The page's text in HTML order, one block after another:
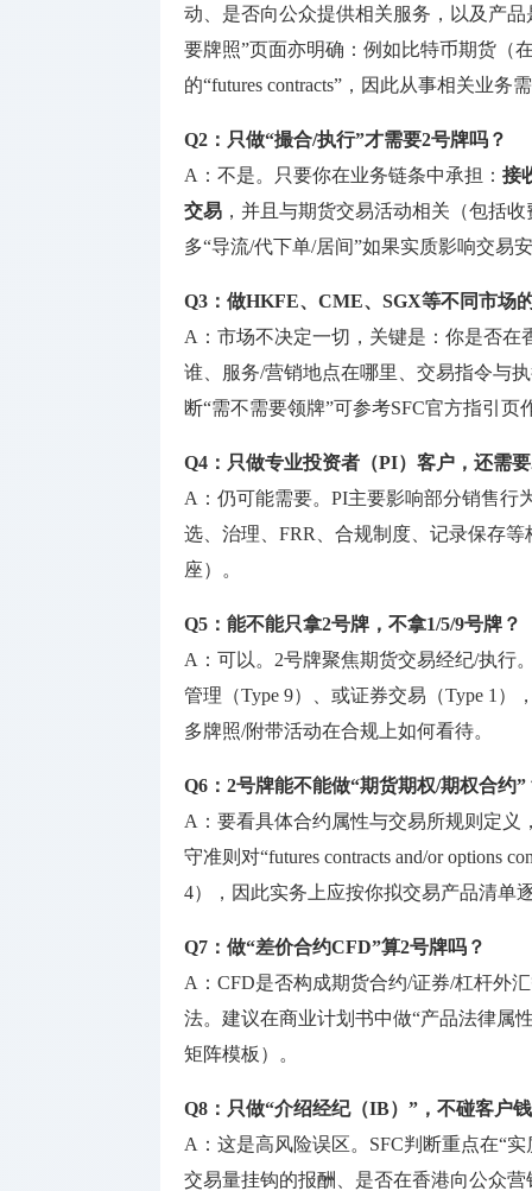
动、是否向公众提供相关服务，以及产品
要牌照”页面亦明确：例如比特币期货（
的“futures contracts”，因此从事相关业务
Q2：只做“撮合/执行”才需要2号牌吗？
A：不是。只要你在业务链条中承担： 接
交易 ，并且与期货交易活动相关（包括
多“导流/代下单/居间”如果实质影响交易
Q3：做HKFE、CME、SGX等不同市场
A：市场不决定一切，关键是：你是否在
谁、服务/营销地点在哪里、交易指令与
断“需不需要领牌”可参考SFC官方指引页
Q4：只做专业投资者（PI）客户，还需
A：仍可能需要。PI主要影响部分销售行
选、治理、FRR、合规制度、记录保存等
座）。
Q5：能不能只拿2号牌，不拿1/5/9号牌？
A：可以。2号牌聚焦期货交易经纪/执行
管理（Type 9）、或证券交易（Type 1）
多牌照/附带活动在合规上如何看待。
Q6：2号牌能不能做“期货期权/期权合约”
A：要看具体合约属性与交易所规则定义
守准则对“futures contracts and/or options
4），因此实务上应按你拟交易产品清单
Q7：做“差价合约CFD”算2号牌吗？
A：CFD是否构成期货合约/证券/杠杆外
法。建议在商业计划书中做“产品法律属
矩阵模板）。
Q8：只做“介绍经纪（IB）”，不碰客户
A：这是高风险误区。SFC判断重点在“
交易量挂钩的报酬、是否在香港向公众